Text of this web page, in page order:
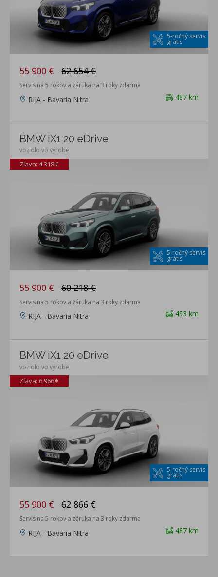
5-ročný servis
grátis
55 900 € 62 654 €
Servis na 5 rokov a záruka na 3 roky zdarma
487 km
RIJA - Bavaria Nitra
BMW iX1 20 eDrive
vozidlo vo výrobe
5-ročný servis
grátis
Zľava: 4 318 €
55 900 € 60 218 €
Servis na 5 rokov a záruka na 3 roky zdarma
493 km
RIJA - Bavaria Nitra
BMW iX1 20 eDrive
vozidlo vo výrobe
5-ročný servis
grátis
Zľava: 6 966 €
55 900 € 62 866 €
Servis na 5 rokov a záruka na 3 roky zdarma
487 km
RIJA - Bavaria Nitra